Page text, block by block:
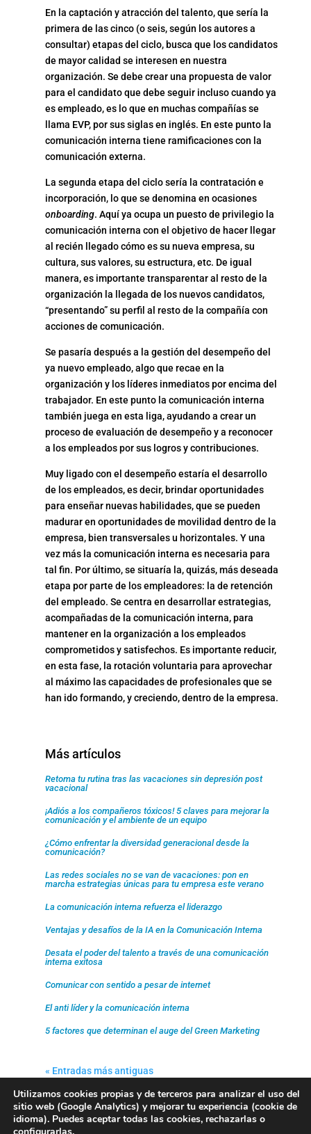
En la captación y atracción del talento, que sería la
primera de las cinco (o seis, según los autores a
consultar) etapas del ciclo, busca que los candidatos
de mayor calidad se interesen en nuestra
organización. Se debe crear una propuesta de valor
para el candidato que debe seguir incluso cuando ya
es empleado, es lo que en muchas compañías se
llama EVP, por sus siglas en inglés. En este punto la
comunicación interna tiene ramificaciones con la
comunicación externa.
La segunda etapa del ciclo sería la contratación e
incorporación, lo que se denomina en ocasiones
onboarding. Aquí ya ocupa un puesto de privilegio la
comunicación interna con el objetivo de hacer llegar
al recién llegado cómo es su nueva empresa, su
cultura, sus valores, su estructura, etc. De igual
manera, es importante transparentar al resto de la
organización la llegada de los nuevos candidatos,
“presentando” su perfil al resto de la compañía con
acciones de comunicación.
Se pasaría después a la gestión del desempeño del
ya nuevo empleado, algo que recae en la
organización y los líderes inmediatos por encima del
trabajador. En este punto la comunicación interna
también juega en esta liga, ayudando a crear un
proceso de evaluación de desempeño y a reconocer
a los empleados por sus logros y contribuciones.
Muy ligado con el desempeño estaría el desarrollo
de los empleados, es decir, brindar oportunidades
para enseñar nuevas habilidades, que se pueden
madurar en oportunidades de movilidad dentro de la
empresa, bien transversales u horizontales. Y una
vez más la comunicación interna es necesaria para
tal fin. Por último, se situaría la, quizás, más deseada
etapa por parte de los empleadores: la de retención
del empleado. Se centra en desarrollar estrategias,
acompañadas de la comunicación interna, para
mantener en la organización a los empleados
comprometidos y satisfechos. Es importante reducir,
en esta fase, la rotación voluntaria para aprovechar
al máximo las capacidades de profesionales que se
han ido formando, y creciendo, dentro de la empresa.
Más artículos
Retoma tu rutina tras las vacaciones sin depresión post
vacacional
¡Adiós a los compañeros tóxicos! 5 claves para mejorar la
comunicación y el ambiente de un equipo
¿Cómo enfrentar la diversidad generacional desde la
comunicación?
Las redes sociales no se van de vacaciones: pon en
marcha estrategias únicas para tu empresa este verano
La comunicación interna refuerza el liderazgo
Ventajas y desafíos de la IA en la Comunicación Interna
Desata el poder del talento a través de una comunicación
interna exitosa
Comunicar con sentido a pesar de internet
El anti líder y la comunicación interna
5 factores que determinan el auge del Green Marketing
« Entradas más antiguas
Utilizamos cookies propias y de terceros para analizar el uso del
sitio web (Google Analytics) y mejorar tu experiencia (cookie de
idioma). Puedes aceptar todas las cookies, rechazarlas o